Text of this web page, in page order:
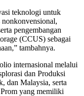
teknologi untuk
nonkonvensional,
pengembangan
(CCUS) sebagai
tambahnya.
internasional melalui
dan Produksi
dan Malaysia, serta
yang memiliki